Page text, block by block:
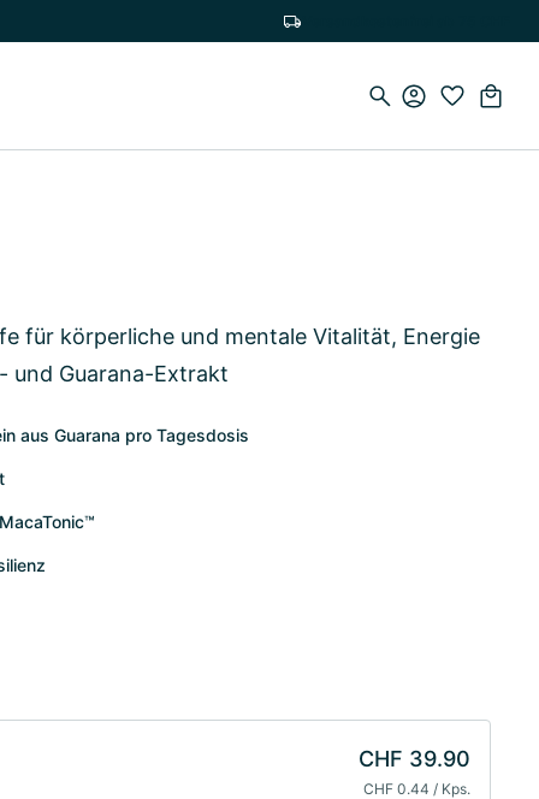
für körperliche und mentale Vitalität, Energie
und Guarana-Extrakt
aus Guarana pro Tagesdosis
CHF 39.90
CHF 0.44 / Kps.